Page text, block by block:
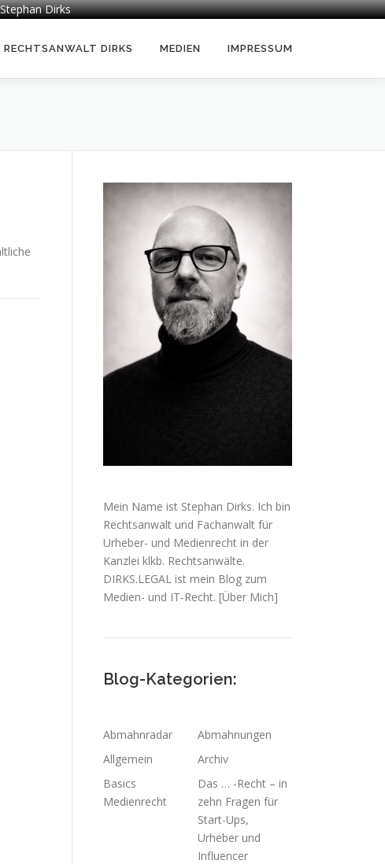
Dirks
RECHTSANWALT DIRKS MEDIEN IMPRESSUM
Mein Name ist Stephan Dirks. Ich bin
Rechtsanwalt und Fachanwalt für
Urheber- und Medienrecht in der
Kanzlei klkb. Rechtsanwälte.
DIRKS.LEGAL ist mein Blog zum
Medien- und IT-Recht. [Über Mich]
Blog-Kategorien:
Abmahnradar
Abmahnungen
Allgemein
Archiv
Basics
Medienrecht
Das … -Recht – in
zehn Fragen für
Start-Ups,
Urheber und
Influencer